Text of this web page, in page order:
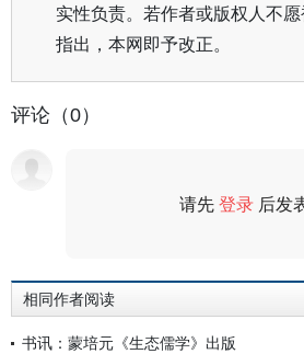
实性负责。若作者或版权人不
指出，本网即予改正。
评论（0）
请先登录 后发
相同作者阅读
书讯：蒙培元《生态儒学》出版